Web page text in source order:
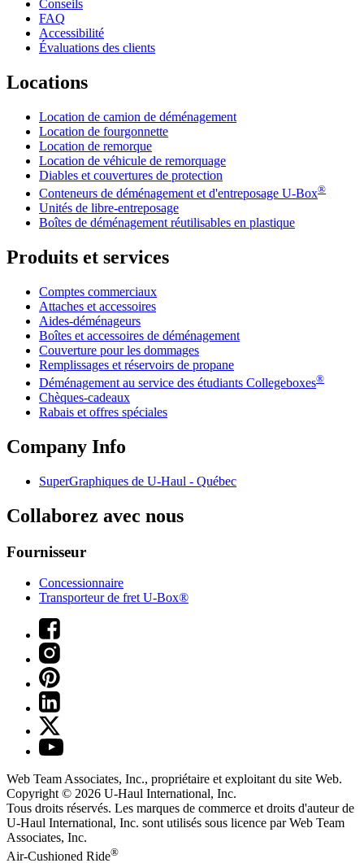
Conseils
FAQ
Accessibilité
Évaluations des clients
Locations
Location de camion de déménagement
Location de fourgonnette
Location de remorque
Location de véhicule de remorquage
Diables et couvertures de protection
Conteneurs de déménagement et d'entreposage U-Box®
Unités de libre-entreposage
Boîtes de déménagement réutilisables en plastique
Produits et services
Comptes commerciaux
Attaches et accessoires
Aides-déménageurs
Boîtes et accessoires de déménagement
Couverture pour les dommages
Remplissages et réservoirs de propane
Déménagement au service des étudiants Collegeboxes®
Chèques-cadeaux
Rabais et offres spéciales
Company Info
SuperGraphiques de U-Haul - Québec
Collaborez avec nous
Fournisseur
Concessionnaire
Transporteur de fret U-Box®
Web Team Associates, Inc., propriétaire et exploitant du site Web.
Copyright © 2026 U-Haul International, Inc.
Tous droits réservés. Les marques de commerce et droits d'auteur de
U-Haul International, Inc. sont utilisés sous licence par Web Team
Associates, Inc.
Air-Cushioned Ride®